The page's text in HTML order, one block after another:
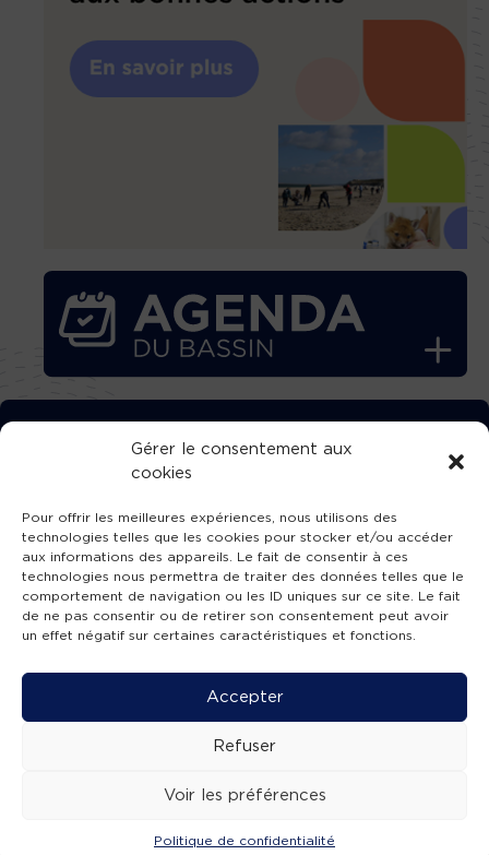
Gérer le consentement aux
cookies
Pour offrir les meilleures expériences, nous utilisons des
technologies telles que les cookies pour stocker et/ou accéder
aux informations des appareils. Le fait de consentir à ces
technologies nous permettra de traiter des données telles que le
comportement de navigation ou les ID uniques sur ce site. Le fait
de ne pas consentir ou de retirer son consentement peut avoir
un effet négatif sur certaines caractéristiques et fonctions.
Accepter
Refuser
Voir les préférences
Politique de confidentialité
ÉMISSIONS AGENDA
TÉLÉCHARGEZ GRATUITEMENT
L’APPLICATION TVBA !
SUIVEZ-NOUS !
Mentions légales -Accessibilité